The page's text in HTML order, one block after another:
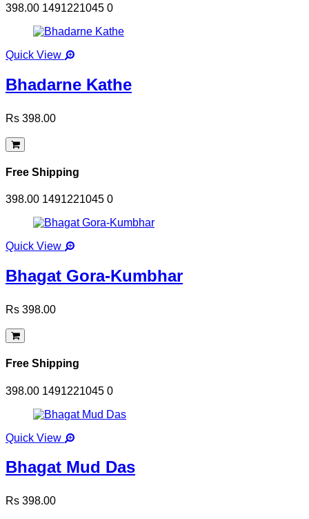
398.00 1491221045 0
Quick View
Bhadarne Kathe
Rs 398.00
Free Shipping
398.00 1491221045 0
Quick View
Bhagat Gora-Kumbhar
Rs 398.00
Free Shipping
398.00 1491221045 0
Quick View
Bhagat Mud Das
Rs 398.00